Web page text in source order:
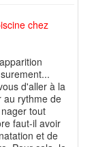
chez
d'aller à la
au rythme de
tout
faut-il avoir
et de